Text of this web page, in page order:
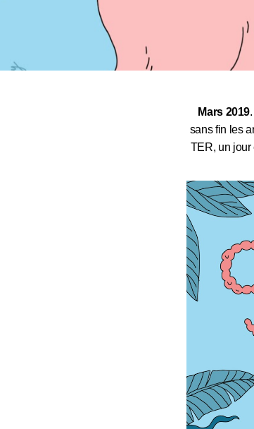
Mars 2019
sans fin les
TER, un jour